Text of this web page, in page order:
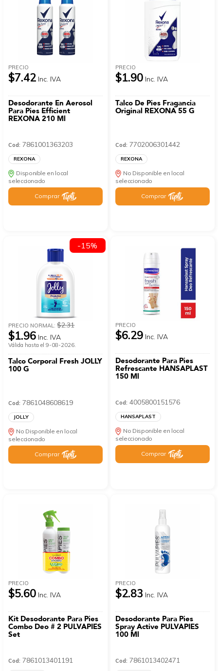
PRECIO
$7.42 Inc. IVA
Desodorante En Aerosol
Para Pies Efficient
REXONA 210 Ml
Cod: 7861001363203
REXONA
Disponible en local
seleccionado
Comprar
PRECIO
$1.90 Inc. IVA
Talco De Pies Fragancia
Original REXONA 55 G
Cod: 7702006301442
REXONA
No Disponible en local
seleccionado
Comprar
PRECIO NORMAL:$2.31
$1.96 Inc. IVA
Válida hasta el 9-08-2026.
Talco Corporal Fresh JOLLY
100 G
Cod: 7861048608619
JOLLY
No Disponible en local
seleccionado
Comprar
-15%
PRECIO
$6.29 Inc. IVA
Desodorante Para Pies
Refrescante HANSAPLAST
150 Ml
Cod: 4005800151576
HANSAPLAST
No Disponible en local
seleccionado
Comprar
PRECIO
$5.60 Inc. IVA
Kit Desodorante Para Pies
Combo Deo # 2 PULVAPIES
Set
Cod: 7861013401191
PRECIO
$2.83 Inc. IVA
Desodorante Para Pies
Spray Active PULVAPIES
100 Ml
Cod: 7861013402471